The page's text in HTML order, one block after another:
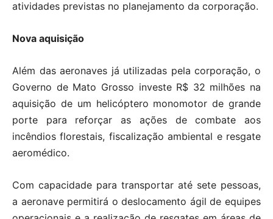
atividades previstas no planejamento da corporação.
Nova aquisição
Além das aeronaves já utilizadas pela corporação, o
Governo de Mato Grosso investe R$ 32 milhões na
aquisição de um helicóptero monomotor de grande
porte para reforçar as ações de combate aos
incêndios florestais, fiscalização ambiental e resgate
aeromédico.
Com capacidade para transportar até sete pessoas,
a aeronave permitirá o deslocamento ágil de equipes